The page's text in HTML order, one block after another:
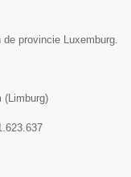
provincie Luxemburg.
(Limburg)